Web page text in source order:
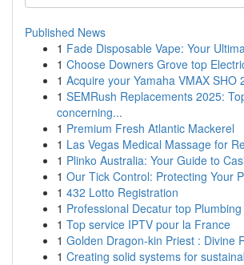
Published News
1 Fade Disposable Vape: Your
1 Choose Downers Grove top
1 Acquire your Yamaha VMAX SHO
1 SEMRush Replacements 2025:
concerning...
1 Premium Fresh Atlantic Mackerel
1 Las Vegas Medical Massage for
1 Plinko Australia: Your Guide to
1 Our Tick Control: Protecting Your
1 432 Lotto Registration
1 Professional Decatur top
1 Top service IPTV pour la France
1 Golden Dragon-kin Priest : Divine
1 Creating solid systems for